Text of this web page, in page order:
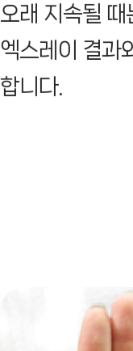
오래 지속될 때
엑스레이 결과
합니다.